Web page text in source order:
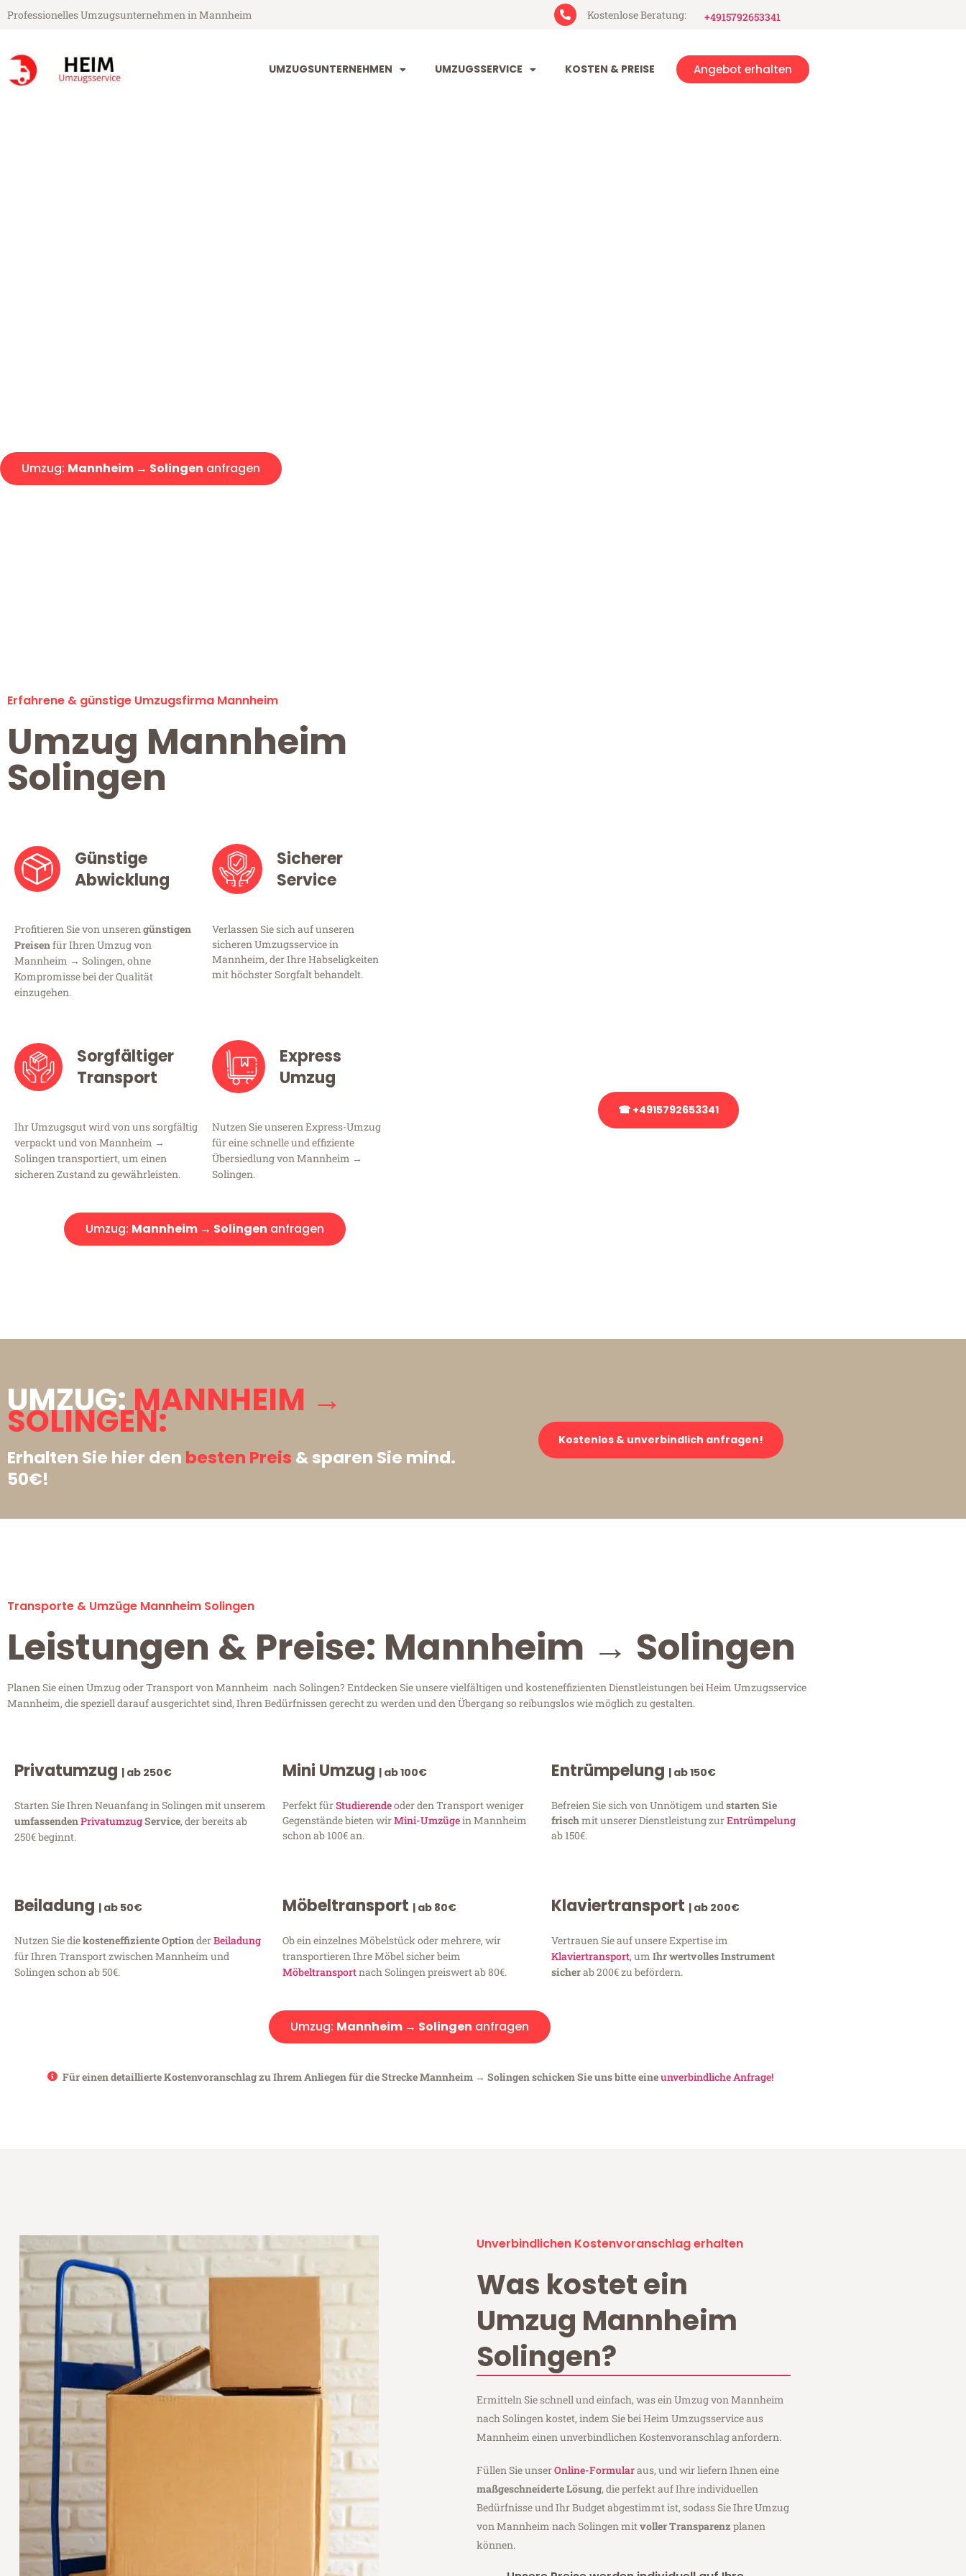
Professionelles Umzugsunternehmen in Mannheim Kostenlose Beratung: +4915792653341
UMZUGSUNTERNEHMEN UMZUGSSERVICE KOSTEN & PREISE Angebot erhalten
Umzug: Mannheim → Solingen anfragen
Erfahrene & günstige Umzugsfirma Mannheim
Umzug Mannheim
Solingen
Günstige
Abwicklung
Profitieren Sie von unserengünstigen
Preisenfür Ihren Umzug von
Mannheim → Solingen, ohne
Kompromisse bei der Qualität
einzugehen.
Sicherer
Service
Verlassen Sie sich auf unseren
sicheren Umzugsservice in
Mannheim, der Ihre Habseligkeiten
mit höchster Sorgfalt behandelt.
Sorgfältiger
Transport
Ihr Umzugsgut wird von uns sorgfältig
verpackt und von Mannheim →
Solingen transportiert, um einen
sicheren Zustand zu gewährleisten.
Express
Umzug
Nutzen Sie unseren Express-Umzug
für eine schnelle und effiziente
Übersiedlung von Mannheim →
Solingen.
Umzug: Mannheim → Solingen anfragen
☎ +4915792653341
UMZUG:MANNHEIM →
SOLINGEN:
Erhalten Sie hier den besten Preis & sparen Sie mind.
50€!
Kostenlos & unverbindlich anfragen!
Transporte & Umzüge Mannheim Solingen
Leistungen & Preise: Mannheim → Solingen
Planen Sie einen Umzug oder Transport von Mannheim nach Solingen? Entdecken Sie unsere vielfältigen und kosteneffizienten Dienstleistungen bei Heim Umzugsservice
Mannheim, die speziell darauf ausgerichtet sind, Ihren Bedürfnissen gerecht zu werden und den Übergang so reibungslos wie möglich zu gestalten.
Privatumzug | ab 250€
Starten Sie Ihren Neuanfang in Solingen mit unserem
umfassendenPrivatumzugService, der bereits ab
250€ beginnt.
Mini Umzug | ab 100€
Perfekt fürStudierendeoder den Transport weniger
Gegenstände bieten wirMini-Umzügein Mannheim
schon ab 100€ an.
Entrümpelung | ab 150€
Befreien Sie sich von Unnötigem undstarten Sie
frischmit unserer Dienstleistung zurEntrümpelung
ab 150€.
Beiladung | ab 50€
Nutzen Sie diekosteneffiziente OptionderBeiladung
für Ihren Transport zwischen Mannheim und
Solingen schon ab 50€.
Möbeltransport | ab 80€
Ob ein einzelnes Möbelstück oder mehrere, wir
transportieren Ihre Möbel sicher beim
Möbeltransportnach Solingen preiswert ab 80€.
Klaviertransport | ab 200€
Vertrauen Sie auf unsere Expertise im
Klaviertransport, um Ihr wertvolles Instrument
sicherab 200€ zu befördern.
Umzug: Mannheim → Solingen anfragen
Für einen detaillierte Kostenvoranschlag zu Ihrem Anliegen für die Strecke Mannheim → Solingen schicken Sie uns bitte eineunverbindliche Anfrage!
Unverbindlichen Kostenvoranschlag erhalten
Was kostet ein
Umzug Mannheim
Solingen?
Ermitteln Sie schnell und einfach, was ein Umzug von Mannheim
nach Solingen kostet, indem Sie bei Heim Umzugsservice aus
Mannheim einen unverbindlichen Kostenvoranschlag anfordern.
Füllen Sie unserOnline-Formularaus, und wir liefern Ihnen eine
maßgeschneiderte Lösung, die perfekt auf Ihre individuellen
Bedürfnisse und Ihr Budget abgestimmt ist, sodass Sie Ihre Umzug
von Mannheim nach Solingen mitvoller Transparenz planen
können.